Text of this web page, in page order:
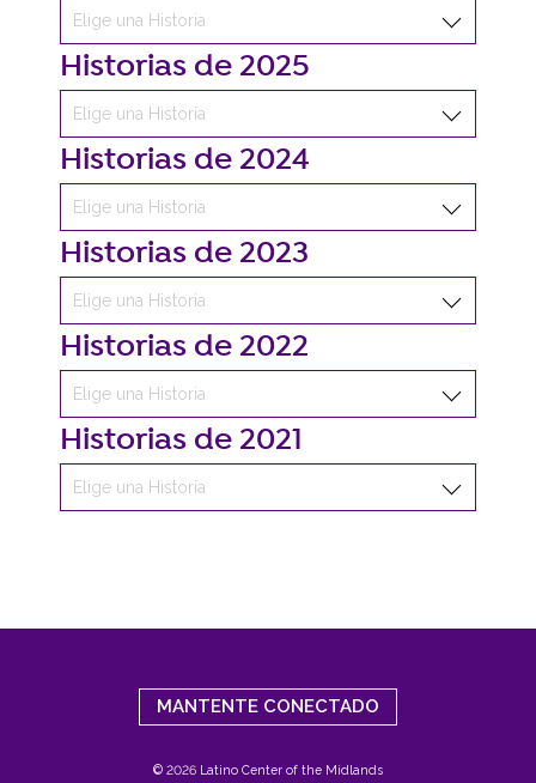
Historias de 2025
Historias de 2024
Historias de 2023
Historias de 2022
Historias de 2021
MANTENTE CONECTADO
© 2026 Latino Center of the Midlands